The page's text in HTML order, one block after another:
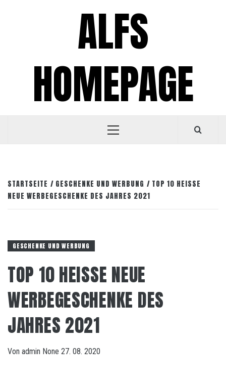
ALFS
HOMEPAGE
Primäres
STARTSEITE GESCHENKE UND WERBUNG
TOP 10 HEISSE N
EUE WERBEGESCHENKE DES JAHRES 2021
GESCHENKE UND WERBUNG
TOP 10 HEISSE NEUE W
ERBEGESCHENKE DES J
AHRES 2021
Von admin None 27. 08. 2020